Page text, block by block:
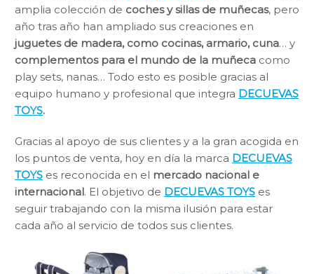
amplia colección de coches y sillas de muñecas, pero
año tras año han ampliado sus creaciones en
juguetes de madera, como cocinas, armario, cuna… y
complementos para el mundo de la muñeca como
play sets, nanas… Todo esto es posible gracias al
equipo humano y profesional que integra DECUEVAS
TOYS.
Gracias al apoyo de sus clientes y a la gran acogida en
los puntos de venta, hoy en día la marca DECUEVAS
TOYS es reconocida en el mercado nacional e
internacional. El objetivo de DECUEVAS TOYS es
seguir trabajando con la misma ilusión para estar
cada año al servicio de todos sus clientes.